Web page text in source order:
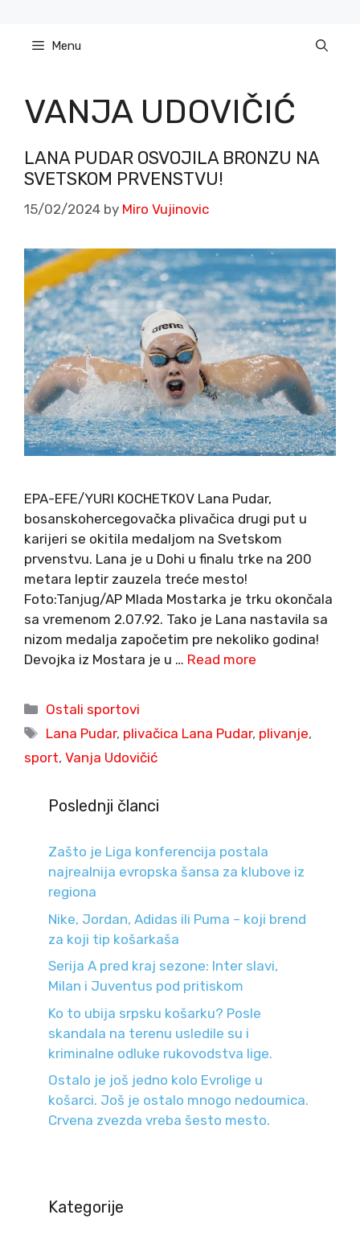
content Menu
VANJA UDOVIČIĆ
LANA PUDAR OSVOJILA BRONZU NA
SVETSKOM PRVENSTVU!
15/02/2024 by Miro Vujinovic
EPA-EFE/YURI KOCHETKOV Lana Pudar,
bosanskohercegovačka plivačica drugi put u
karijeri se okitila medaljom na Svetskom
prvenstvu. Lana je u Dohi u finalu trke na 200
metara leptir zauzela treće mesto!
Foto:Tanjug/AP Mlada Mostarka je trku okončala
sa vremenom 2.07.92. Tako je Lana nastavila sa
nizom medalja započetim pre nekoliko godina!
Devojka iz Mostara je u … Read more
Categories
Ostali sportovi
Tags
Lana Pudar, plivačica Lana Pudar, plivanje,
sport, Vanja Udovičić
Poslednji članci
Zašto je Liga konferencija postala
najrealnija evropska šansa za klubove iz
regiona
Nike, Jordan, Adidas ili Puma – koji brend
za koji tip košarkaša
Serija A pred kraj sezone: Inter slavi,
Milan i Juventus pod pritiskom
Ko to ubija srpsku košarku? Posle
skandala na terenu usledile su i
kriminalne odluke rukovodstva lige.
Ostalo je još jedno kolo Evrolige u
košarci. Još je ostalo mnogo nedoumica.
Crvena zvezda vreba šesto mesto.
Kategorije